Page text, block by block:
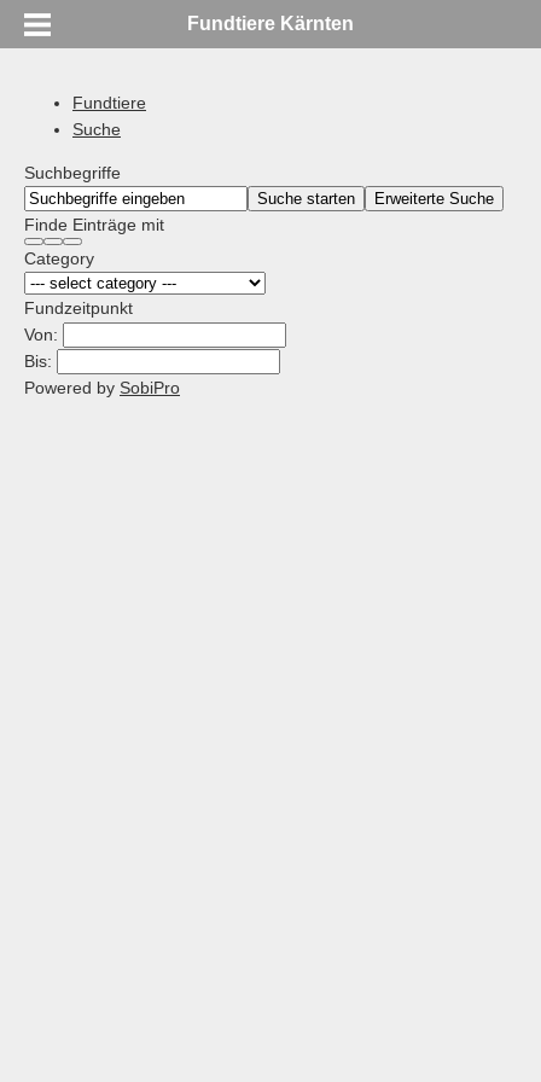
Fundtiere Kärnten
Fundtiere
Suche
Suchbegriffe
Suche starten Erweiterte Suche
Finde Einträge mit
Category
Fundzeitpunkt
Von:
Bis:
Powered by SobiPro